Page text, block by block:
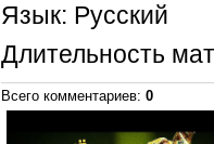
Язык: Русский
Длительность
Всего комментариев: 0